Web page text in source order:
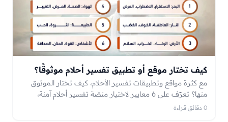
كيف تختار موقع أو تطبيق تفسير أحلام موثوقًا؟
مع كثرة مواقع وتطبيقات تفسير الأحلام، كيف تختار الموثوق
منها؟ تعرّف على 6 معايير لاختيار منصّة تفسير أحلام آمنة،
والعلامات التحذيرية التي تكشف غير الموثوق، وكيف تحمي
0 دقائق قراءة